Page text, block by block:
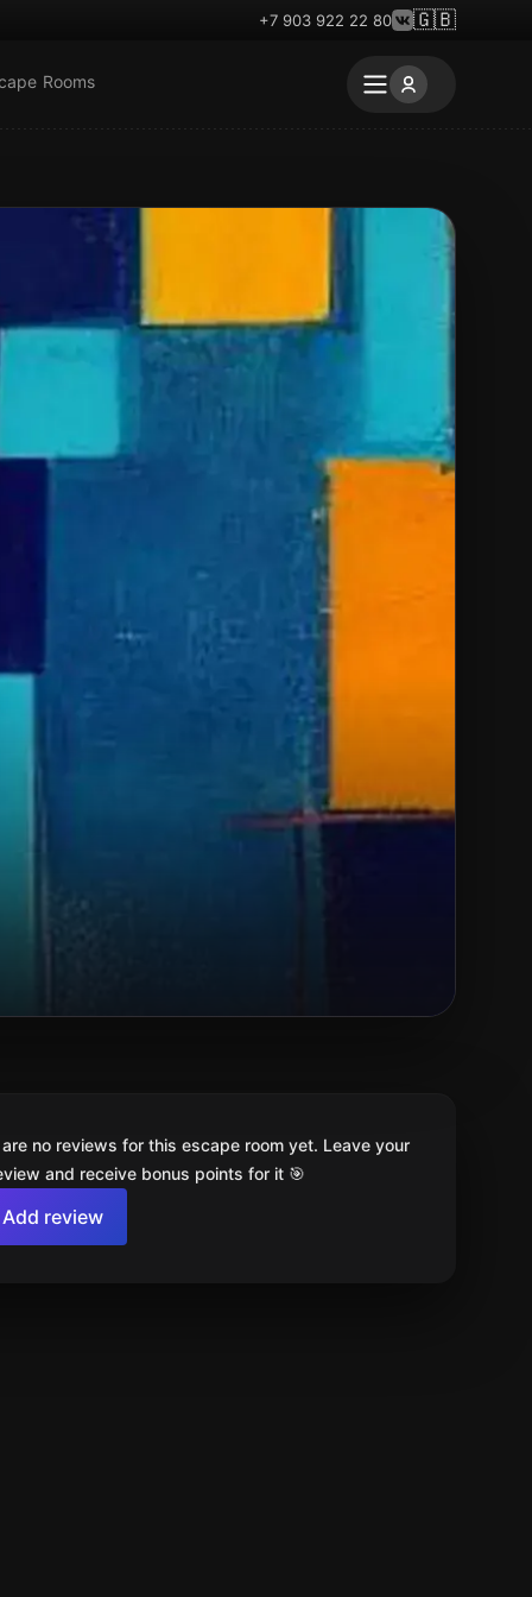
+7 903 922 22 80 🇬🇧
Rooms
no reviews for this escape room yet. Leave your
and receive bonus points for it 🎯
Add review